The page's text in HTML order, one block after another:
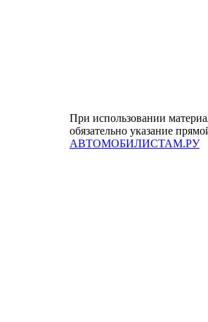
При использовании
обязательно указание
АВТОМОБИЛИСТАМ.РУ